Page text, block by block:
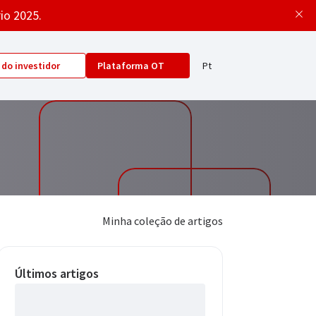
2025.
do investidor Plataforma OT Pt
Meus ativos favoritos
Minha coleção de artigos
Últimos artigos